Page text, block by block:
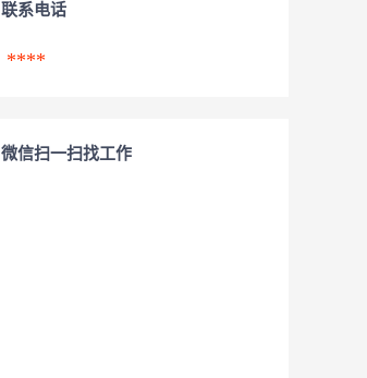
联系电话
****
微信扫一扫找工作